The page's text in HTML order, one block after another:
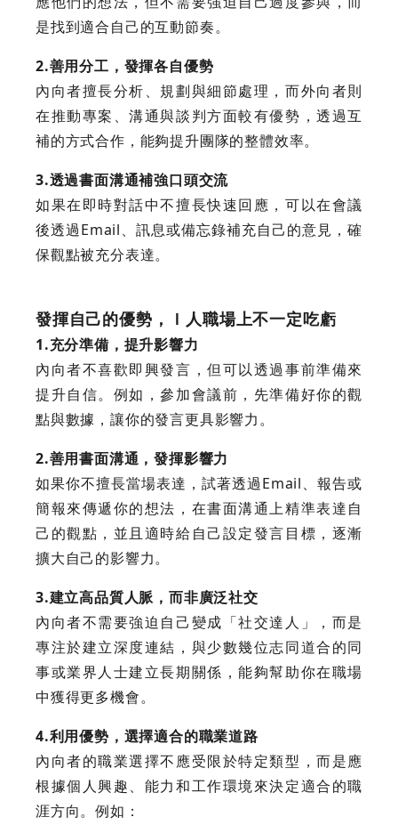
是找到適合自己的互動節奏。
2.善用分工，發揮各自優勢
內向者擅長分析、規劃與細節處理，而外向者則
在推動專案、溝通與談判方面較有優勢，透過互
補的方式合作，能夠提升團隊的整體效率。
3.透過書面溝通補強口頭交流
如果在即時對話中不擅長快速回應，可以在會議
後透過Email、訊息或備忘錄補充自己的意見，確
保觀點被充分表達。
發揮自己的優勢，Ｉ人職場上不一定吃虧
1.充分準備，提升影響力
內向者不喜歡即興發言，但可以透過事前準備來
提升自信。例如，參加會議前，先準備好你的觀
點與數據，讓你的發言更具影響力。
2.善用書面溝通，發揮影響力
如果你不擅長當場表達，試著透過Email、報告或
簡報來傳遞你的想法，在書面溝通上精準表達自
己的觀點，並且適時給自己設定發言目標，逐漸
擴大自己的影響力。
3.建立高品質人脈，而非廣泛社交
內向者不需要強迫自己變成「社交達人」，而是
專注於建立深度連結，與少數幾位志同道合的同
事或業界人士建立長期關係，能夠幫助你在職場
中獲得更多機會。
4.利用優勢，選擇適合的職業道路
內向者的職業選擇不應受限於特定類型，而是應
根據個人興趣、能力和工作環境來決定適合的職
涯方向。例如：